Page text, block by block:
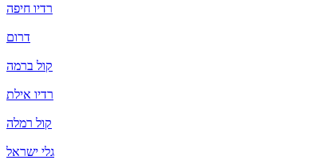
רדיו חיפה
דרום
קול ברמה
רדיו אילת
קול רמלה
גלי ישראל